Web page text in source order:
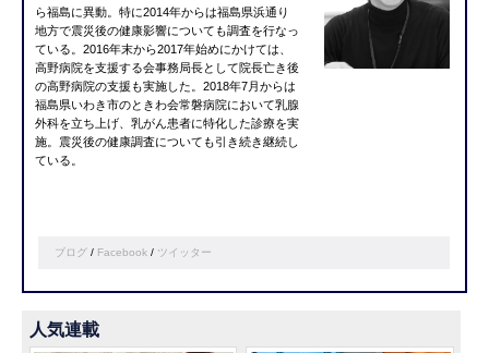
ら福島に異動。特に2014年からは福島県浜通り
地方で震災後の健康影響についても調査を行なっ
ている。2016年末から2017年始めにかけては、
高野病院を支援する会事務局長として院長亡き後
の高野病院の支援も実施した。2018年7月からは
福島県いわき市のときわ会常磐病院において乳腺
外科を立ち上げ、乳がん患者に特化した診療を実
施。震災後の健康調査についても引き続き継続し
ている。
ブログ / Facebook / ツイッター
人気連載